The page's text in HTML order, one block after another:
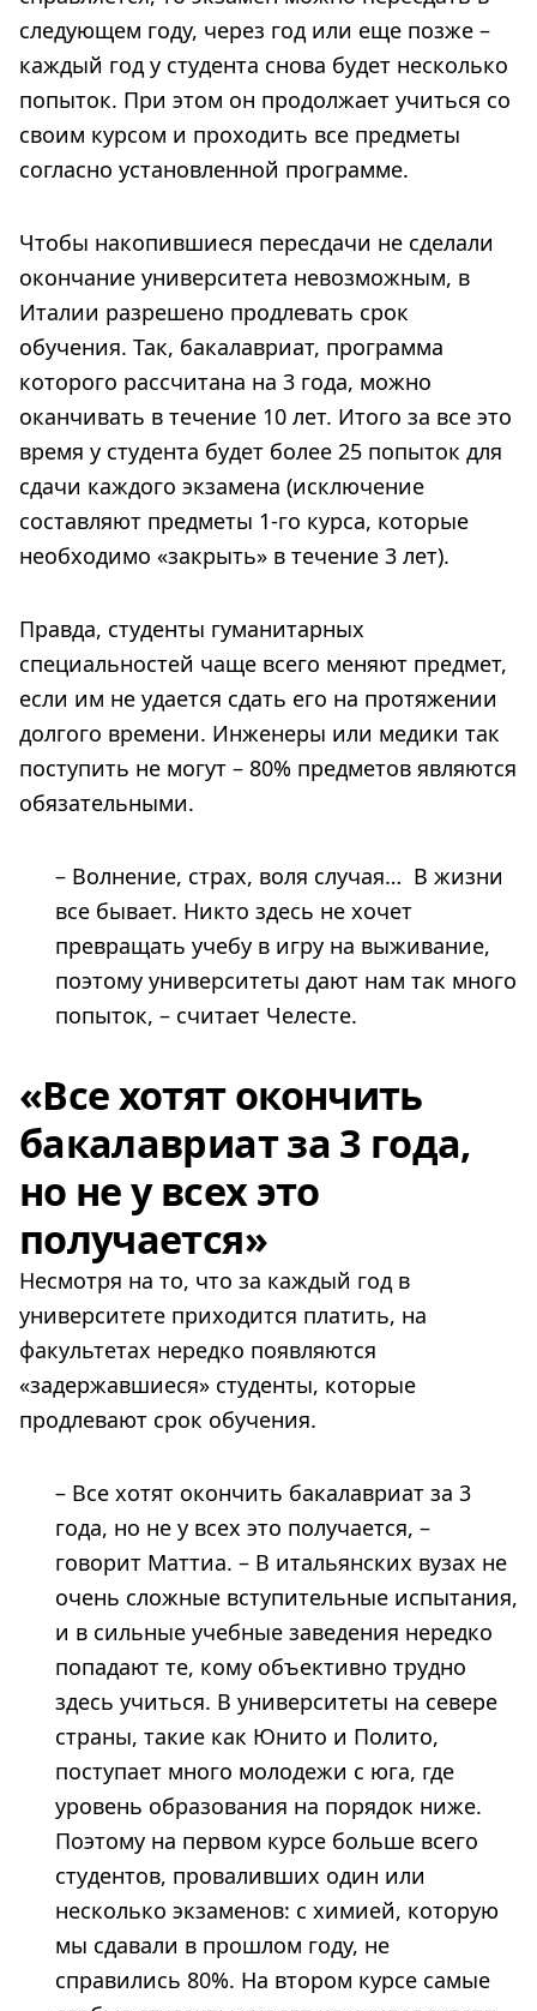
следующем году, через год или еще позже –
каждый год у студента снова будет несколько
попыток. При этом он продолжает учиться со
своим курсом и проходить все предметы
согласно установленной программе.
Чтобы накопившиеся пересдачи не сделали
окончание университета невозможным, в
Италии разрешено продлевать срок
обучения. Так, бакалавриат, программа
которого рассчитана на 3 года, можно
оканчивать в течение 10 лет. Итого за все это
время у студента будет более 25 попыток для
сдачи каждого экзамена (исключение
составляют предметы 1-го курса, которые
необходимо «закрыть» в течение 3 лет).
Правда, студенты гуманитарных
специальностей чаще всего меняют предмет,
если им не удается сдать его на протяжении
долгого времени. Инженеры или медики так
поступить не могут – 80% предметов являются
обязательными.
– Волнение, страх, воля случая… В жизни
все бывает. Никто здесь не хочет
превращать учебу в игру на выживание,
поэтому университеты дают нам так много
попыток, – считает Челесте.
«Все хотят окончить
бакалавриат за 3 года,
но не у всех это
получается»
Несмотря на то, что за каждый год в
университете приходится платить, на
факультетах нередко появляются
«задержавшиеся» студенты, которые
продлевают срок обучения.
– Все хотят окончить бакалавриат за 3
года, но не у всех это получается, –
говорит Маттиа. – В итальянских вузах не
очень сложные вступительные испытания,
и в сильные учебные заведения нередко
попадают те, кому объективно трудно
здесь учиться. В университеты на севере
страны, такие как Юнито и Полито,
поступает много молодежи с юга, где
уровень образования на порядок ниже.
Поэтому на первом курсе больше всего
студентов, проваливших один или
несколько экзаменов: с химией, которую
мы сдавали в прошлом году, не
справились 80%. На втором курсе самые